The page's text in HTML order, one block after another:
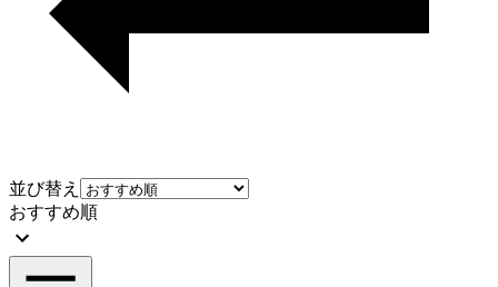
並び替え
おすすめ順